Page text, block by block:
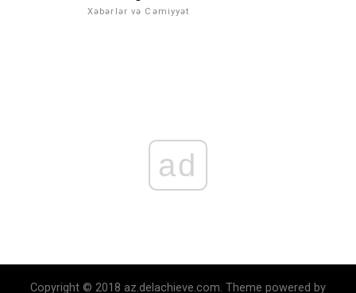
Xəbərlər və Cəmiyyət
ad
Copyright © 2018 az.delachieve.com. Theme powered by